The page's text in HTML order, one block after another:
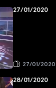
27/01/2020
27/01/2020
28/01/2020